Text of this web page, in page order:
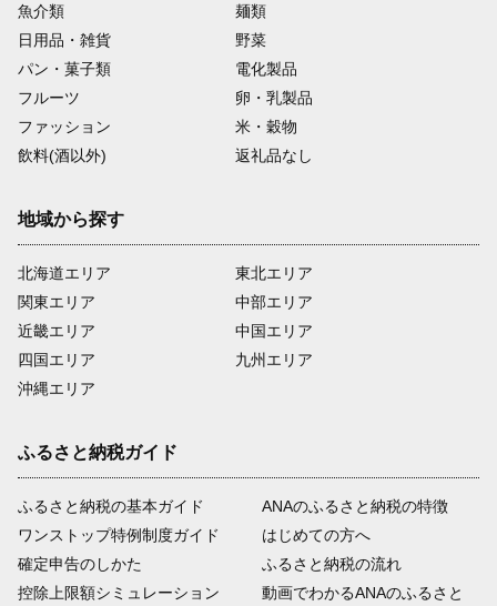
魚介類
麺類
日用品・雑貨
野菜
パン・菓子類
電化製品
フルーツ
卵・乳製品
ファッション
米・穀物
飲料(酒以外)
返礼品なし
地域から探す
北海道エリア
関東エリア
近畿エリア
四国エリア
沖縄エリア
東北エリア
中部エリア
中国エリア
九州エリア
ふるさと納税ガイド
ふるさと納税の基本ガイド
ワンストップ特例制度ガイド
確定申告のしかた
控除上限額シミュレーション
ANAのふるさと納税の特徴
はじめての方へ
ふるさと納税の流れ
動画でわかるANAのふるさと